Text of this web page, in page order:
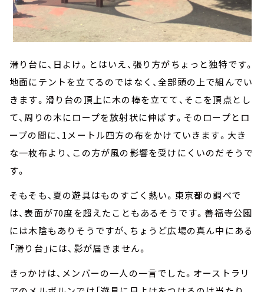
滑り台に、日よけ。とはいえ、張り方がちょっと独特です。
地面にテントを立てるのではなく、全部頭の上で組んでい
きます。滑り台の頂上に木の棒を立てて、そこを頂点とし
て、周りの木にロープを放射状に伸ばす。そのロープとロ
ープの間に、1メートル四方の布をかけていきます。大き
な一枚布より、この方が風の影響を受けにくいのだそうで
す。
そもそも、夏の遊具はものすごく熱い。東京都の調べで
は、表面が70度を超えたこともあるそうです。善福寺公園
には木陰もありそうですが、ちょうど広場の真ん中にある
「滑り台」には、影が届きません。
きっかけは、メンバーの一人の一言でした。オーストラリ